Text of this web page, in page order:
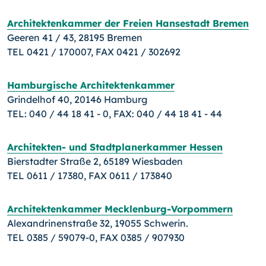
Architektenkammer der Freien Hansestadt Bremen
Geeren 41 / 43, 28195 Bremen
TEL 0421 / 170007, FAX 0421 / 302692
Hamburgische Architektenkammer
Grindelhof 40, 20146 Hamburg
TEL: 040 / 44 18 41 - 0, FAX: 040 / 44 18 41 - 44
Architekten- und Stadtplanerkammer Hessen
Bierstadter Straße 2, 65189 Wiesbaden
TEL 0611 / 17380, FAX 0611 / 173840
Architektenkammer Mecklenburg-Vorpommern
Alexandrinenstraße 32, 19055 Schwerin.
TEL 0385 / 59079-0, FAX 0385 / 907930